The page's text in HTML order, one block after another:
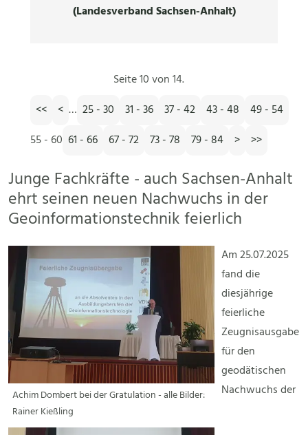
(Landesverband Sachsen-Anhalt)
Seite 10 von 14.
<<
< … 25 - 30 31 - 36 37 - 42 43 - 48
49 - 54
55 - 60 61 - 66 67 - 72 73 - 78 79 - 84 > >>
Junge Fachkräfte - auch Sachsen-Anhalt
ehrt seinen neuen Nachwuchs in der
Geoinformationstechnik feierlich
Achim Dombert bei der Gratulation - alle Bilder:
Rainer Kießling
Am 25.07.2025
fand die
diesjährige
feierliche
Zeugnisausgabe
für den
geodätischen
Nachwuchs der